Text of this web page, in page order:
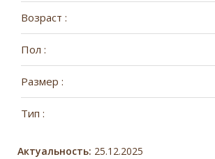
Возраст :
Пол :
Размер :
Тип :
Актуальность: 25.12.2025